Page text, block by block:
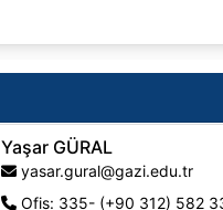
Yaşar GÜRAL
yasar.gural@gazi.edu.tr
Ofis: 335- (+90 312) 582